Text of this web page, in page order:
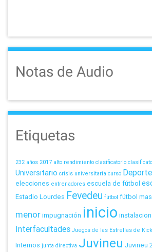
Notas de Audio
Etiquetas
232 años 2017 alto rendimiento clasificatorio
Universitario crisis universitaria curso
elecciones entrenadores escuela de fútbol
Estadio Lourdes Fevedeu fútbol fútbol
menorimpugnación inicio
Interfacultades Juegos de las Estrellas de
Internos junta directiva Juvineu Juvineu